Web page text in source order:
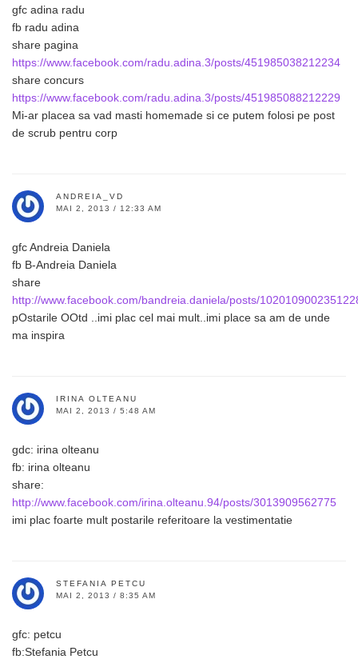
gfc adina radu
fb radu adina
share pagina
https://www.facebook.com/radu.adina.3/posts/451985038212234
share concurs
https://www.facebook.com/radu.adina.3/posts/451985088212229
Mi-ar placea sa vad masti homemade si ce putem folosi pe post
de scrub pentru corp
ANDREIA_VD
MAI 2, 2013 / 12:33 AM
gfc Andreia Daniela
fb B-Andreia Daniela
share
http://www.facebook.com/bandreia.daniela/posts/
pOstarile OOtd ..imi plac cel mai mult..imi place sa am de unde
ma inspira
IRINA OLTEANU
MAI 2, 2013 / 5:48 AM
gdc: irina olteanu
fb: irina olteanu
share:
http://www.facebook.com/irina.olteanu.94/posts/3013909562775
imi plac foarte mult postarile referitoare la vestimentatie
STEFANIA PETCU
MAI 2, 2013 / 8:35 AM
gfc: petcu
fb:Stefania Petcu